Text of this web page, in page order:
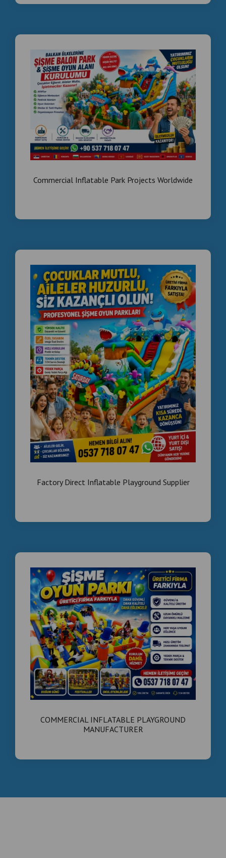
Commercial Inflatable Park Projects Worldwide
Factory Direct Inflatable Playground Supplier
COMMERCIAL INFLATABLE PLAYGROUND
MANUFACTURER